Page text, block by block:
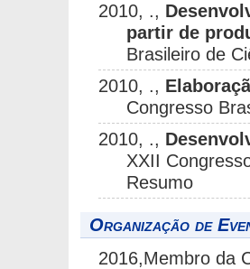
2010, .,
partir de
Brasileiro de
2010, .,
Congresso
2010, .,
XXII
Resumo
Organização de
2016,Membro da